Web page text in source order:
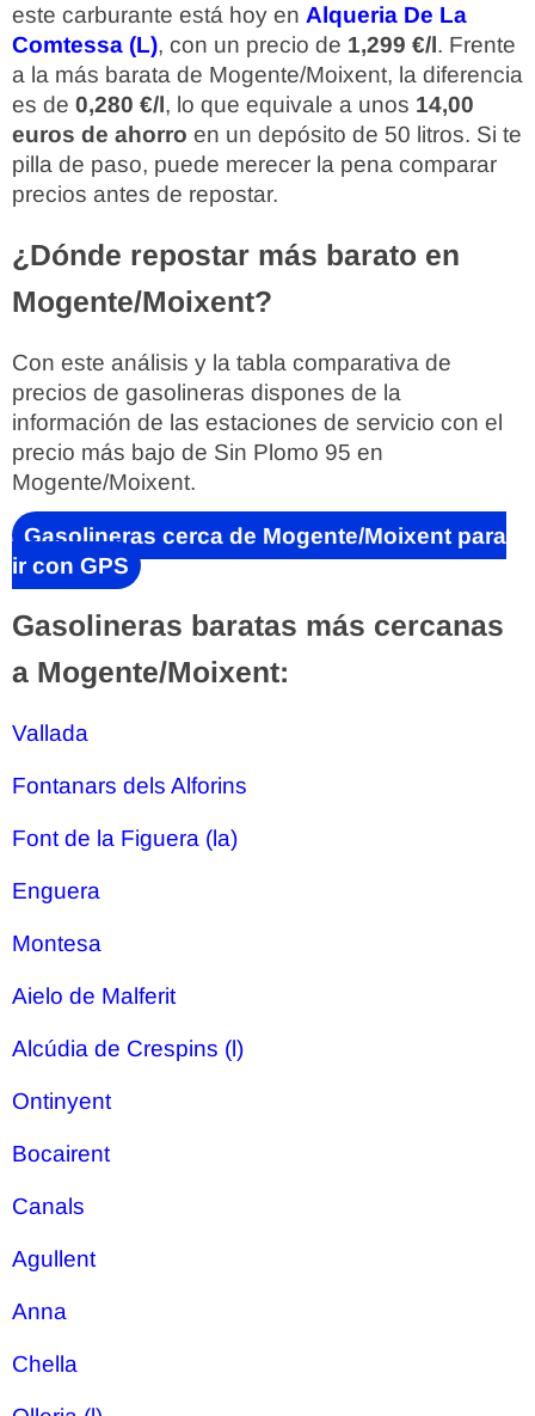
este carburante está hoy en Alqueria De La
Comtessa (L), con un precio de 1,299 €/l. Frente
a la más barata de Mogente/Moixent, la diferencia
es de 0,280 €/l, lo que equivale a unos 14,00
euros de ahorro en un depósito de 50 litros. Si te
pilla de paso, puede merecer la pena comparar
precios antes de repostar.
¿Dónde repostar más barato en
Mogente/Moixent?
Con este análisis y la tabla comparativa de
precios de gasolineras dispones de la
información de las estaciones de servicio con el
precio más bajo de Sin Plomo 95 en
Mogente/Moixent.
Gasolineras cerca de Mogente/Moixent para
ir con GPS
Gasolineras baratas más cercanas
a Mogente/Moixent:
Vallada
Fontanars dels Alforins
Font de la Figuera (la)
Enguera
Montesa
Aielo de Malferit
Alcúdia de Crespins (l)
Ontinyent
Bocairent
Canals
Agullent
Anna
Chella